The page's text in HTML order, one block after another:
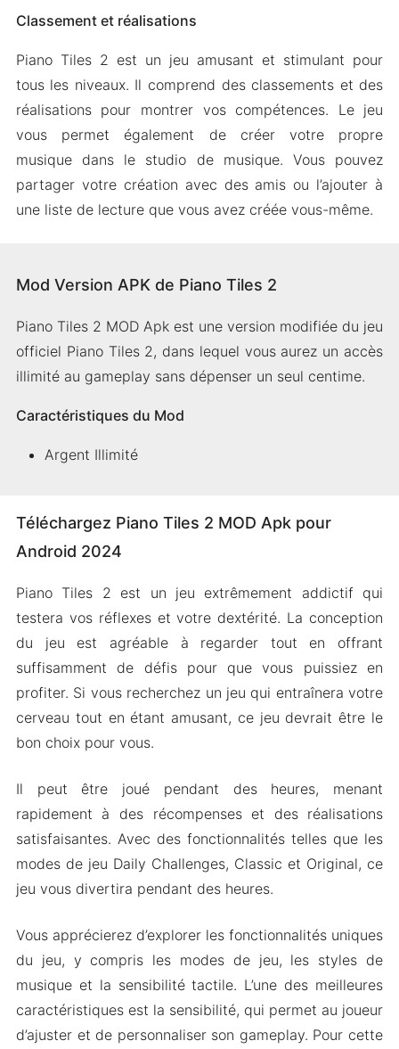
Classement et réalisations
Piano Tiles 2 est un jeu amusant et stimulant pour
tous les niveaux. Il comprend des classements et des
réalisations pour montrer vos compétences. Le jeu
vous permet également de créer votre propre
musique dans le studio de musique. Vous pouvez
partager votre création avec des amis ou l’ajouter à
une liste de lecture que vous avez créée vous-même.
Mod Version APK de Piano Tiles 2
Piano Tiles 2 MOD Apk est une version modifiée du jeu
officiel Piano Tiles 2, dans lequel vous aurez un accès
illimité au gameplay sans dépenser un seul centime.
Caractéristiques du Mod
Argent Illimité
Téléchargez Piano Tiles 2 MOD Apk pour
Android 2024
Piano Tiles 2 est un jeu extrêmement addictif qui
testera vos réflexes et votre dextérité. La conception
du jeu est agréable à regarder tout en offrant
suffisamment de défis pour que vous puissiez en
profiter. Si vous recherchez un jeu qui entraînera votre
cerveau tout en étant amusant, ce jeu devrait être le
bon choix pour vous.
Il peut être joué pendant des heures, menant
rapidement à des récompenses et des réalisations
satisfaisantes. Avec des fonctionnalités telles que les
modes de jeu Daily Challenges, Classic et Original, ce
jeu vous divertira pendant des heures.
Vous apprécierez d’explorer les fonctionnalités uniques
du jeu, y compris les modes de jeu, les styles de
musique et la sensibilité tactile. L’une des meilleures
caractéristiques est la sensibilité, qui permet au joueur
d’ajuster et de personnaliser son gameplay. Pour cette